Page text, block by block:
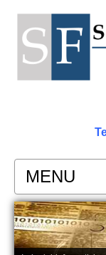
MENU
PERIZIE
Perizia